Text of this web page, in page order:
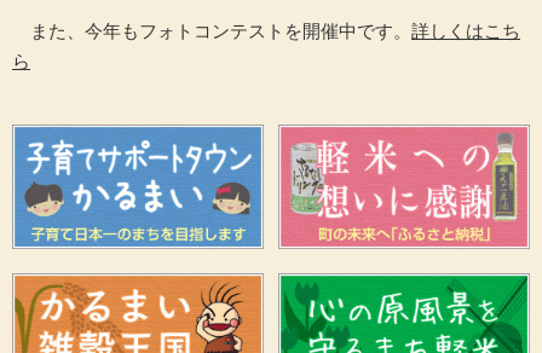
また、今年もフォトコンテストを開催中です。 詳しくはこち
ら